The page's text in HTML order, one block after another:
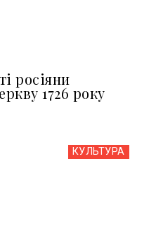
росіяни
1726 року
КУЛЬТУРА